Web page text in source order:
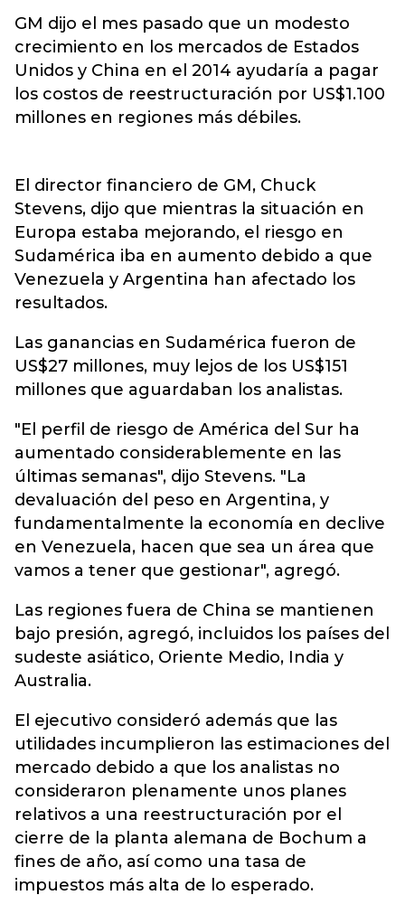
GM dijo el mes pasado que un modesto
crecimiento en los mercados de Estados
Unidos y China en el 2014 ayudaría a pagar
los costos de reestructuración por US$1.100
millones en regiones más débiles.
El director financiero de GM, Chuck
Stevens, dijo que mientras la situación en
Europa estaba mejorando, el riesgo en
Sudamérica iba en aumento debido a que
Venezuela y Argentina han afectado los
resultados.
Las ganancias en Sudamérica fueron de
US$27 millones, muy lejos de los US$151
millones que aguardaban los analistas.
"El perfil de riesgo de América del Sur ha
aumentado considerablemente en las
últimas semanas", dijo Stevens. "La
devaluación del peso en Argentina, y
fundamentalmente la economía en declive
en Venezuela, hacen que sea un área que
vamos a tener que gestionar", agregó.
Las regiones fuera de China se mantienen
bajo presión, agregó, incluidos los países del
sudeste asiático, Oriente Medio, India y
Australia.
El ejecutivo consideró además que las
utilidades incumplieron las estimaciones del
mercado debido a que los analistas no
consideraron plenamente unos planes
relativos a una reestructuración por el
cierre de la planta alemana de Bochum a
fines de año, así como una tasa de
impuestos más alta de lo esperado.